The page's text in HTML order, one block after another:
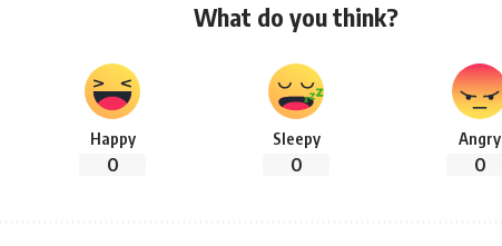
What do you think?
Happy
0
Sleepy
0
Angry
0